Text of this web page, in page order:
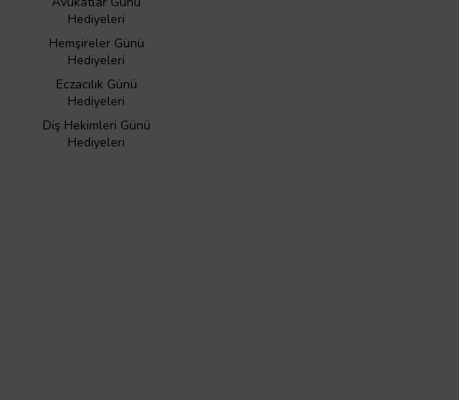
Hediyeleri
Hemşireler Günü
Hediyeleri
Eczacılık Günü
Hediyeleri
Diş Hekimleri Günü
Hediyeleri